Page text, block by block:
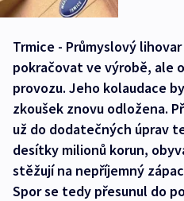
Trmice - Průmyslový
pokračovat ve výrobě, ale
provozu. Jeho kolaudace
zkoušek znovu odložena.
už do dodatečných úprav
desítky milionů korun,
stěžují na nepříjemný
Spor se tedy přesunul do